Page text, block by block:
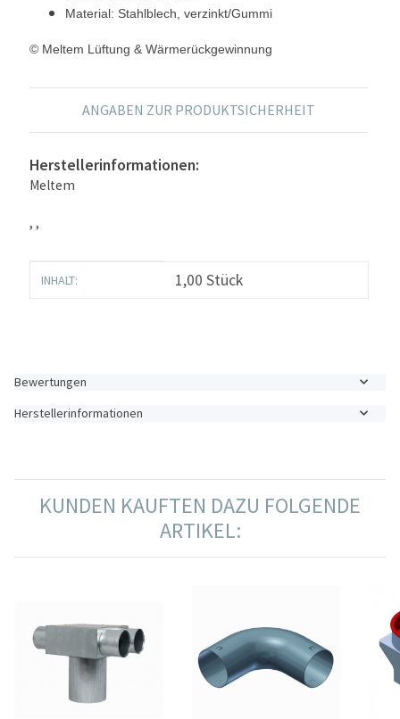
Material: Stahlblech, verzinkt/Gummi
© Meltem Lüftung & Wärmerückgewinnung
ANGABEN ZUR PRODUKTSICHERHEIT
Herstellerinformationen:
Meltem
, ,
Produkteigenschaft
Wert
INHALT: 1,00 Stück
Bewertungen
Herstellerinformationen
KUNDEN KAUFTEN DAZU FOLGENDE
ARTIKEL: